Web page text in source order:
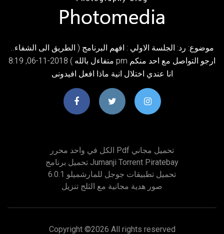
موضوع: رد: الجلسة الاولي : افهم البرنامج ( الطريق الى الشفاء..
متفاءل بالله ) 2018-11-06, 8:19 pm ارجو التواصل مع احد منكم
انا عندي اختلال انية ماذا افعل افيدونى
الكل في واحد محرر Pdf تحميل مجاني
تحميل برنامج Jumanji Torrent Piratebay
تحميل تطبيقات جوجل للمارشميلو 6.0.1
صور هدية مجانية مع الثلج تنزيل
Copyright ©2026 All rights reserved